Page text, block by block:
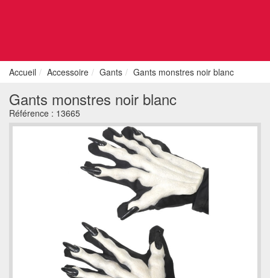
Accueil Accessoire Gants Gants monstres noir blanc
Gants monstres noir blanc
Référence : 13665